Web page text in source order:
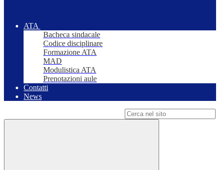
ATA
Bacheca sindacale
Codice disciplinare
Formazione ATA
MAD
Modulistica ATA
Prenotazioni aule
Contatti
News